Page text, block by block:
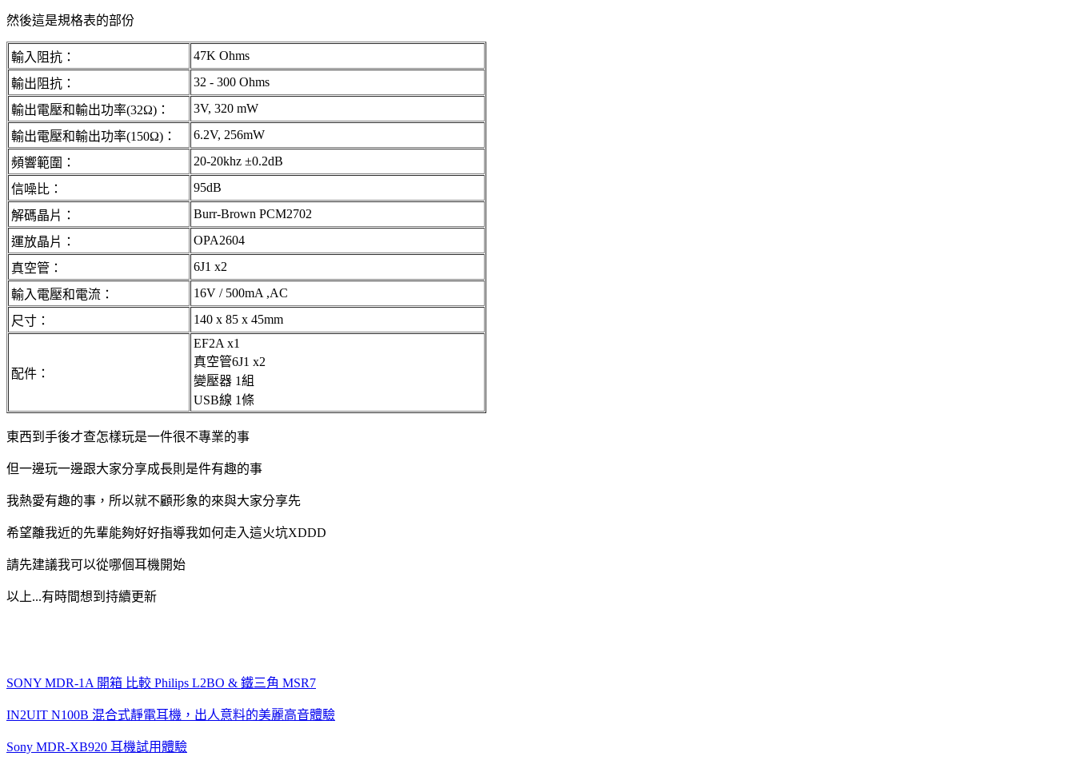
然後這是規格表的部份
輸入阻抗： 47K Ohms
輸出阻抗： 32 - 300 Ohms
輸出電壓和輸出功率(32Ω)： 3V, 320 mW
輸出電壓和輸出功率(150Ω)： 6.2V, 256mW
頻響範圍： 20-20khz ±0.2dB
信噪比： 95dB
解碼晶片： Burr-Brown PCM2702
運放晶片： OPA2604
真空管： 6J1 x2
輸入電壓和電流： 16V / 500mA ,AC
尺寸： 140 x 85 x 45mm
配件：
EF2A x1
真空管6J1 x2
變壓器 1組
USB線 1條
東西到手後才查怎樣玩是一件很不專業的事
但一邊玩一邊跟大家分享成長則是件有趣的事
我熱愛有趣的事，所以就不顧形象的來與大家分享先
希望離我近的先輩能夠好好指導我如何走入這火坑XDDD
請先建議我可以從哪個耳機開始
以上...有時間想到持續更新
SONY MDR-1A 開箱 比較 Philips L2BO & 鐵三角 MSR7
IN2UIT N100B 混合式靜電耳機，出人意料的美麗高音體驗
Sony MDR-XB920 耳機試用體驗